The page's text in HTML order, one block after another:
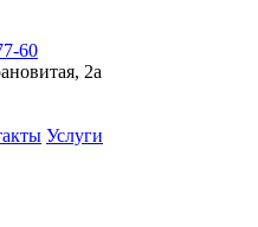
60
2а
Услуги